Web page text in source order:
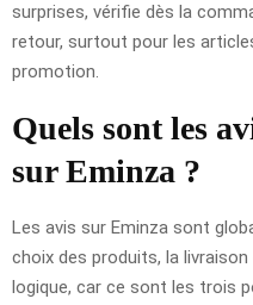
surprises, vérifie dès la
retour, surtout pour les
promotion.
Quels sont les
sur Eminza ?
Les avis sur Eminza sont
choix des produits, la
logique, car ce sont les trois